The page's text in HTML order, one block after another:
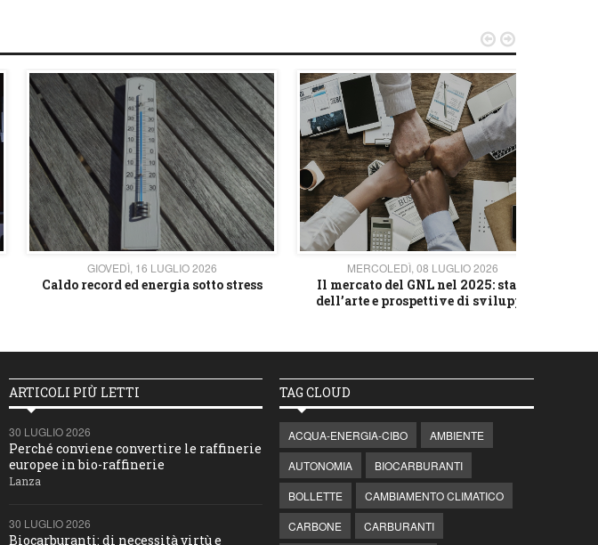
GIOVEDÌ, 16 LUGLIO 2026
Caldo record ed energia sotto stress
MERCOLEDÌ, 08 LUGLIO 2026
Il mercato del GNL nel 2025: stato
dell’arte e prospettive di sviluppo
 
ARTICOLI PIÙ LETTI
30 LUGLIO 2026
Perché conviene convertire le raffinerie
europee in bio-raffinerie
Lanza
30 LUGLIO 2026
Biocarburanti: di necessità virtù e
TAG CLOUD
ACQUA-ENERGIA-CIBO
AMBIENTE
AUTONOMIA
BIOCARBURANTI
BOLLETTE
CAMBIAMENTO CLIMATICO
CARBONE
CARBURANTI